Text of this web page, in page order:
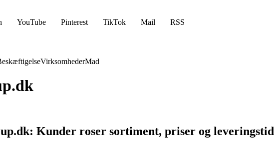
YouTube Pinterest TikTok Mail RSS
VirksomhederMad
Kunder roser sortiment, priser og leveringstid